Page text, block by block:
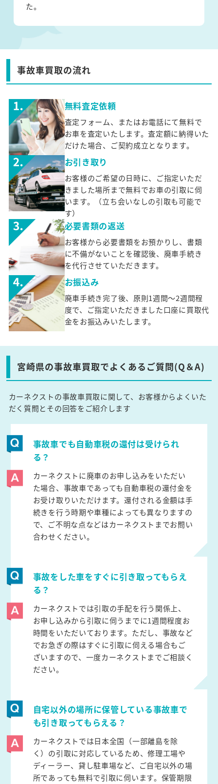
た。
事故車買取の流れ
無料査定依頼
査定フォーム、またはお電話にて無料で
お車を査定いたします。査定額に納得いた
だけた場合、ご契約成立となります。
お引き取り
お客様のご希望の日時に、ご指定いただ
きました場所まで無料でお車の引取に伺
います。（立ち会いなしの引取も可能で
す）
必要書類の返送
お客様から必要書類をお預かりし、書類
に不備がないことを確認後、廃車手続き
を代行させていただきます。
お振込み
廃車手続き完了後、原則1週間～2週間程
度で、ご指定いただきました口座に買取代
金をお振込みいたします。
宮崎県の事故車買取でよくあるご質問(Q＆A)
カーネクストの事故車買取に関して、お客様からよくいた
だく質問とその回答をご紹介します
事故車でも自動車税の還付は受けられ
る？
カーネクストに廃車のお申し込みをいただい
た場合、事故車であっても自動車税の還付金を
お受け取りいただけます。還付される金額は手
続きを行う時期や車種によっても異なりますの
で、ご不明な点などはカーネクストまでお問い
合わせください。
事故をした車をすぐに引き取ってもらえ
る？
カーネクストでは引取の手配を行う関係上、
お申し込みから引取に伺うまでに1週間程度お
時間をいただいております。ただし、事故など
でお急ぎの際はすぐに引取に伺える場合もご
ざいますので、一度カーネクストまでご相談く
ださい。
自宅以外の場所に保管している事故車で
も引き取ってもらえる？
カーネクストでは日本全国（一部離島を除
く）の引取に対応しているため、修理工場や
ディーラー、貸し駐車場など、ご自宅以外の場
所であっても無料で引取に伺います。保管期限